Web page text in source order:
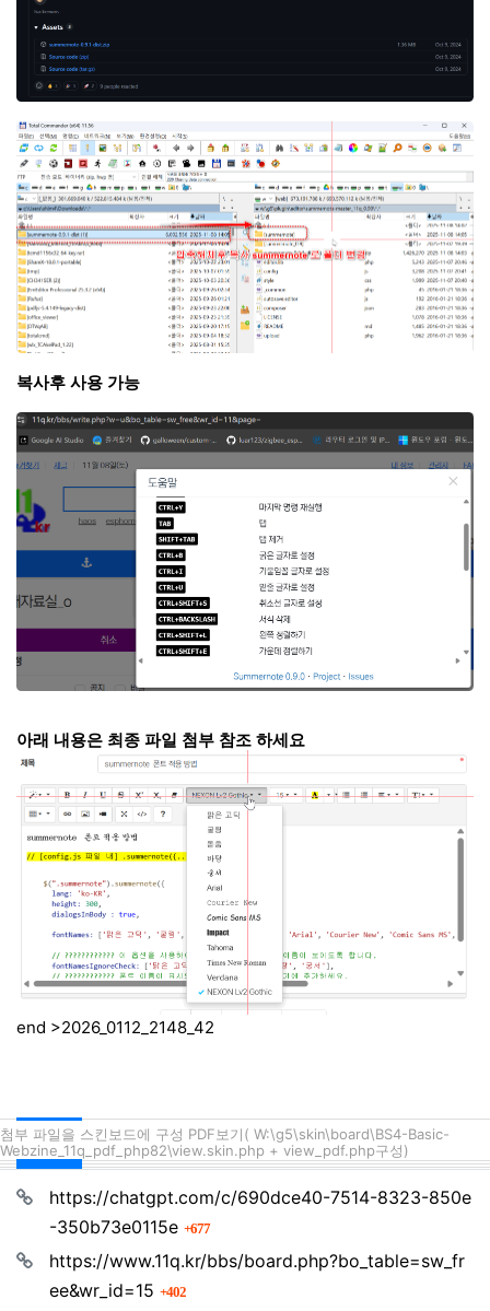
복사후 사용 가능
아래 내용은 최종 파일 첨부 참조 하세요
end >2026_0112_2148_42
첨부 파일을 스킨보드에 구성 PDF보기( W:\g5\skin\board\BS4-Basic-
Webzine_11q_pdf_php82\view.skin.php + view_pdf.php구성)
관련자료
https://chatgpt.com/c/690dce40-7514-8323-850e
-350b73e0115e
677회 연결
https://www.11q.kr/bbs/board.php?bo_table=sw_fr
ee&wr_id=15
402회 연결